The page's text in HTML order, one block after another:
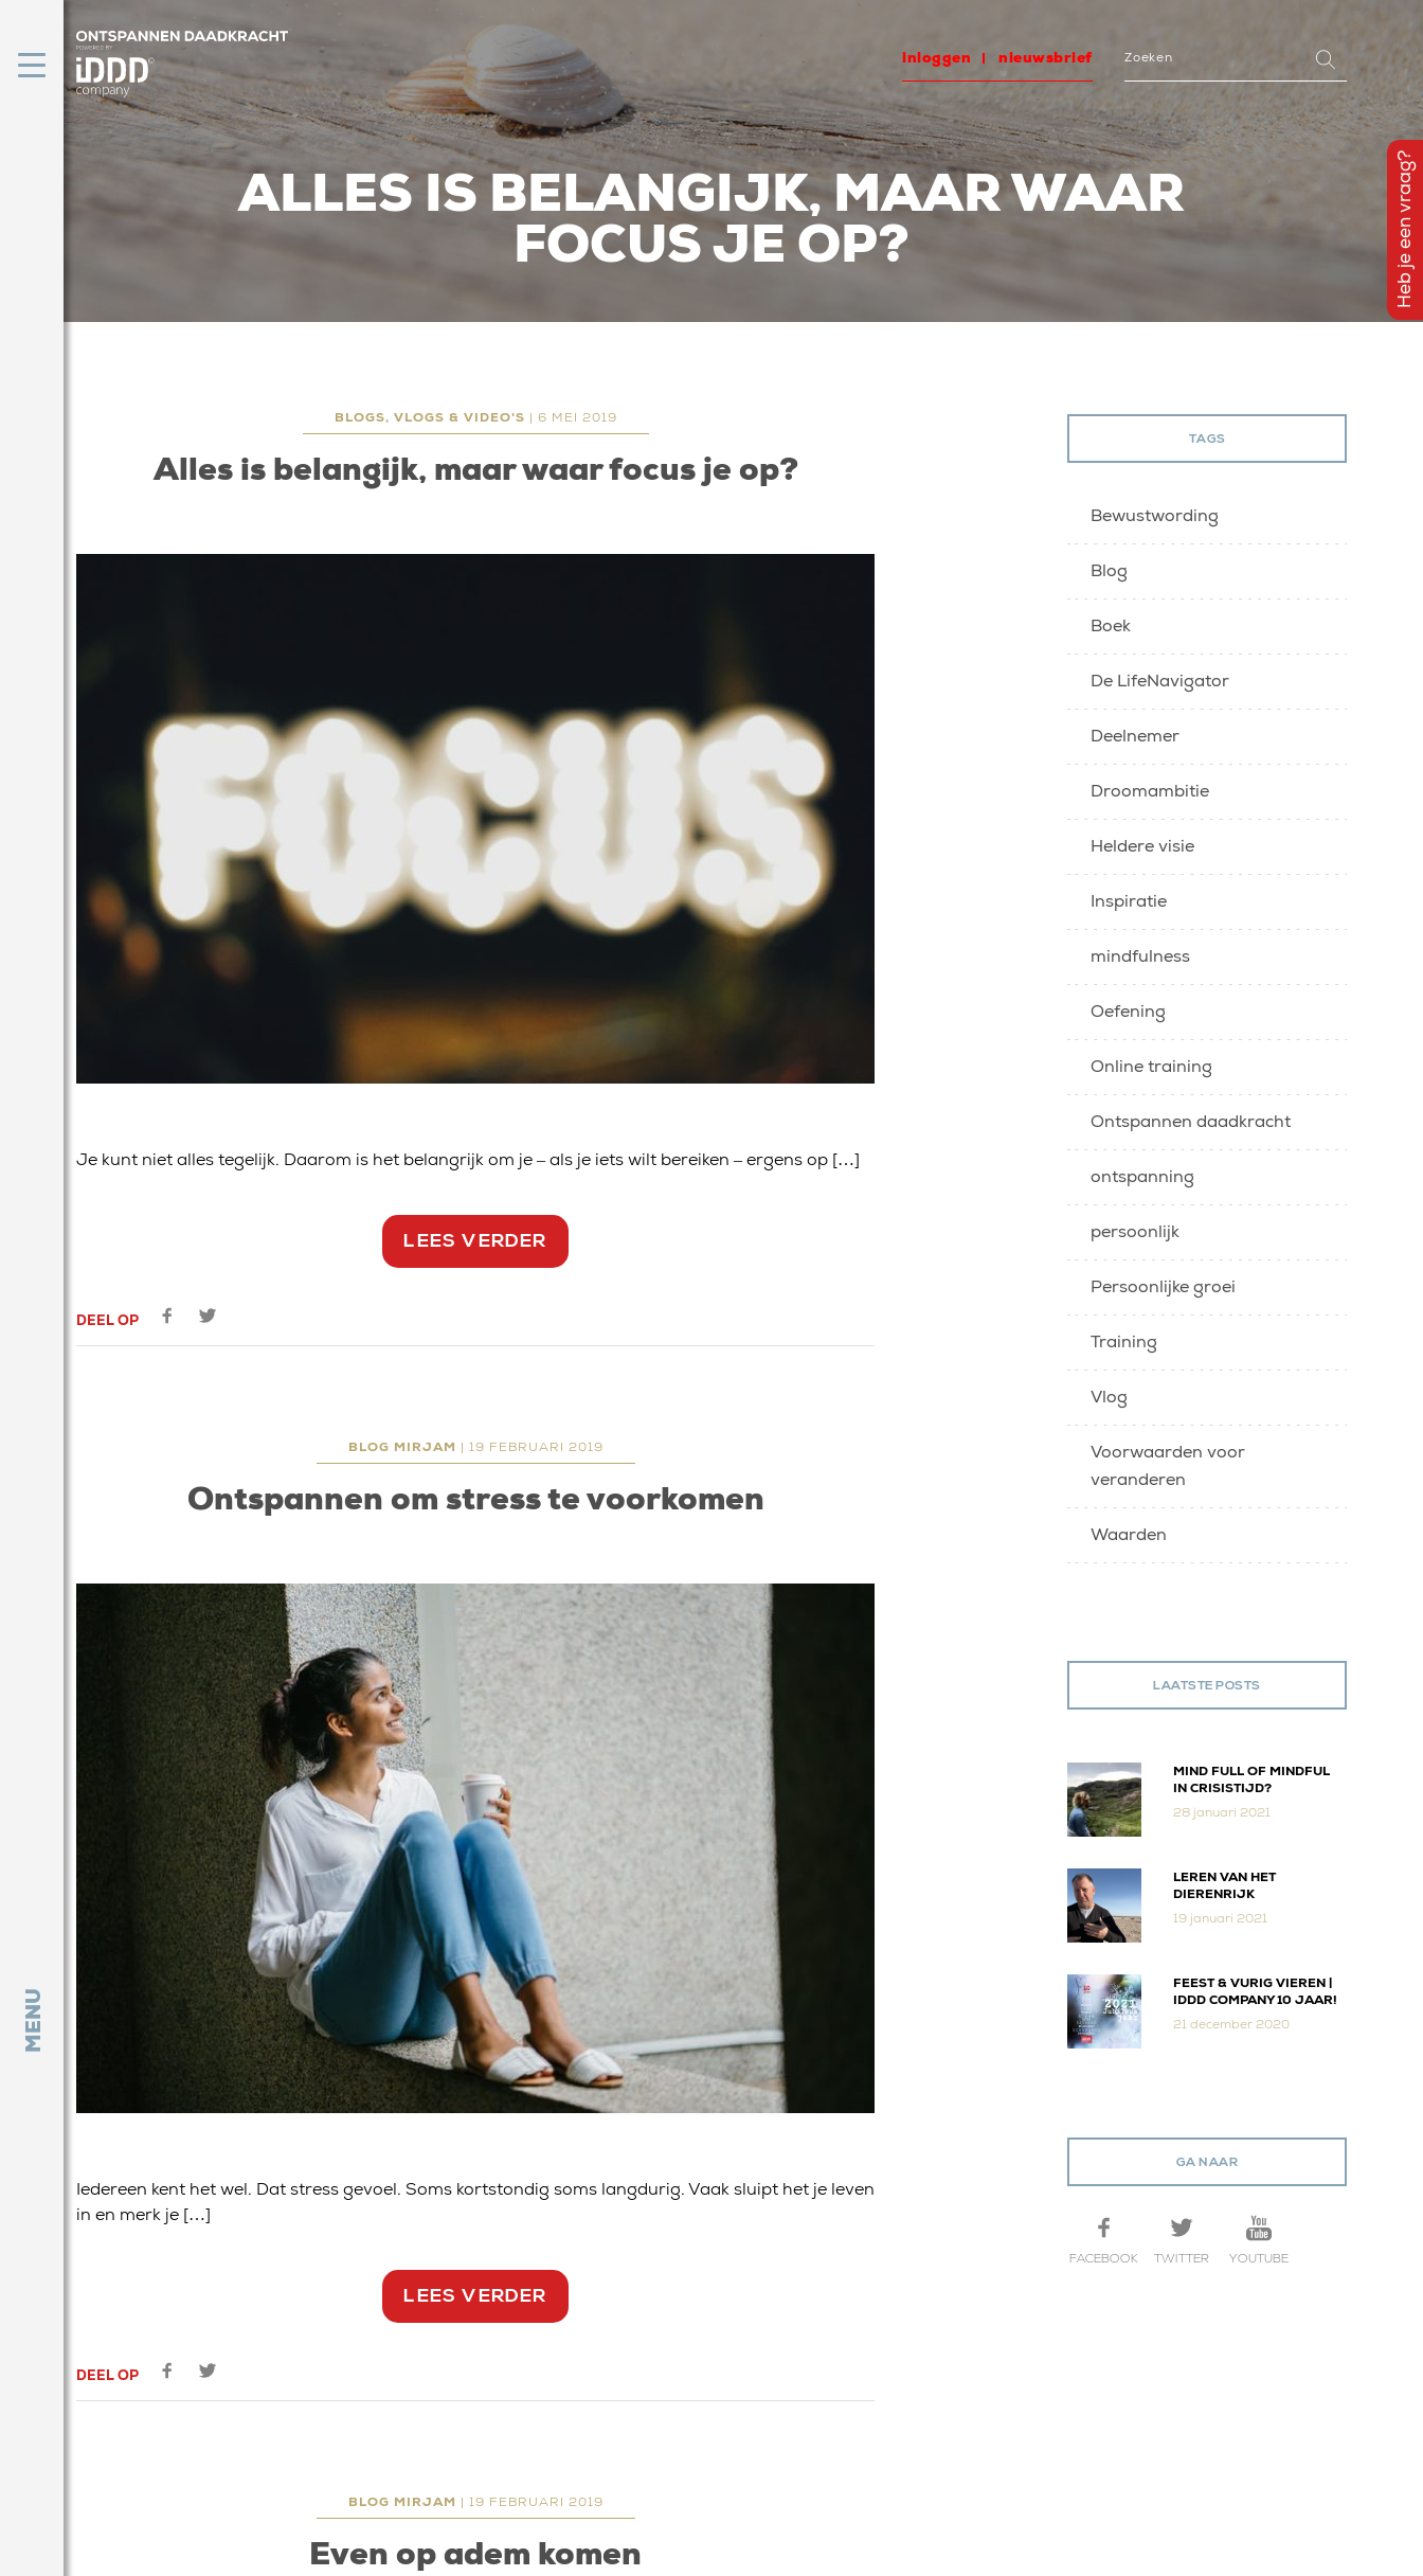
MENU
inloggen nieuwsbrief
ALLES IS BELANGIJK, MAAR WAAR
FOCUS JE OP?
BLOGS, VLOGS & VIDEO'S | 6 MEI 2019
Alles is belangijk, maar waar focus je op?
Je kunt niet alles tegelijk. Daarom is het belangrijk om je – als je iets wilt bereiken – ergens op […]
LEES VERDER
DEEL OP
BLOG MIRJAM | 19 FEBRUARI 2019
Ontspannen om stress te voorkomen
Iedereen kent het wel. Dat stress gevoel. Soms kortstondig soms langdurig. Vaak sluipt het je leven
in en merk je […]
LEES VERDER
DEEL OP
BLOG MIRJAM | 19 FEBRUARI 2019
Even op adem komen
TAGS
Bewustwording
Blog
Boek
De LifeNavigator
Deelnemer
Droomambitie
Heldere visie
Inspiratie
mindfulness
Oefening
Online training
Ontspannen daadkracht
ontspanning
persoonlijk
Persoonlijke groei
Training
Vlog
Voorwaarden voor
veranderen
Waarden
LAATSTE POSTS
MIND FULL OF MINDFUL
IN CRISISTIJD?
28 januari 2021
LEREN VAN HET
DIERENRIJK
19 januari 2021
FEEST & VURIG VIEREN |
IDDD COMPANY 10 JAAR!
21 december 2020
GA NAAR
FACEBOOK TWITTER YOUTUBE
Heb je een vraag?